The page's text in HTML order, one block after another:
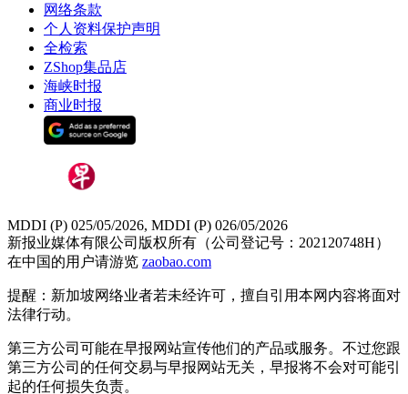
网络条款
个人资料保护声明
全检索
ZShop集品店
海峡时报
商业时报
MDDI (P) 025/05/2026, MDDI (P) 026/05/2026
新报业媒体有限公司版权所有（公司登记号：202120748H）
在中国的用户请游览 zaobao.com
提醒：新加坡网络业者若未经许可，擅自引用本网内容将面对
法律行动。
第三方公司可能在早报网站宣传他们的产品或服务。不过您跟
第三方公司的任何交易与早报网站无关，早报将不会对可能引
起的任何损失负责。